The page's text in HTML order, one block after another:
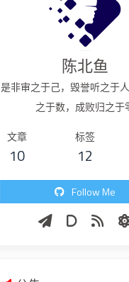
陈北鱼
是非审之于己，毁誉听之于
之于数，成败归之于
文章
10
标签
12
Follow Me